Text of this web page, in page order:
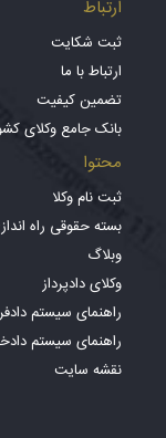
ارتباط
ثبت شکایت
ارتباط با ما
تضمین کیفیت
بانک جامع وکلای
محتوا
ثبت نام وکلا
بسته حقوقی راه
وبلاگ
وکلای دادپرداز
راهنمای سیستم
راهنمای سیستم
نقشه سایت